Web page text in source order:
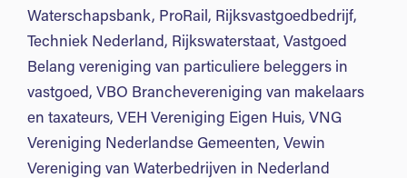
Waterschapsbank, ProRail, Rijksvastgoedbedrijf,
Techniek Nederland, Rijkswaterstaat, Vastgoed
Belang vereniging van particuliere beleggers in
vastgoed, VBO Branchevereniging van makelaars
en taxateurs, VEH Vereniging Eigen Huis, VNG
Vereniging Nederlandse Gemeenten, Vewin
Vereniging van Waterbedrijven in Nederland